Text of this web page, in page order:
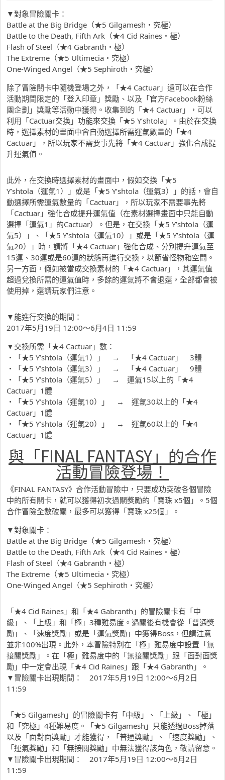
▼對象冒險關卡：
Battle at the Big Bridge（★5 Gilgamesh・究極）
Battle to the Death, Fifth Ark（★4 Cid Raines・極）
Flash of Steel（★4 Gabranth・極）
The Extreme（★5 Ultimecia・究極）
One-Winged Angel（★5 Sephiroth・究極）
除了冒險關卡中隨機登場之外，「★4 Cactuar」還可以在合作
活動期間限定的「登入印章」獎勵、以及「官方Facebook粉絲
團企劃」獎勵等活動中獲得。收集到的「★4 Cactuar」，可以
利用「Cactuar交換」功能來交換「★5 Y’shtola」。由於在交換
時，選擇素材的畫面中會自動選擇所需運氣數量的「★4
Cactuar」，所以玩家不需要事先將「★4 Cactuar」強化合成提
升運氣值。
此外，在交換時選擇素材的畫面中，假如交換「★5
Y’shtola（運氣1）」或是「★5 Y’shtola（運氣3）」的話，會自
動選擇所需運氣數量的「Cactuar」，所以玩家不需要事先將
「Cactuar」強化合成提升運氣值（在素材選擇畫面中只能自動
選擇「運氣1」的Cactuar）。但是，在交換「★5 Y’shtola（運
氣5）」、「★5 Y’shtola（運氣10）」或是「★5 Y’shtola（運
氣20）」時，請將「★4 Cactuar」強化合成、分別提升運氣至
15運、30運或是60運的狀態再進行交換，以節省怪物箱空間。
另一方面，假如被當成交換素材的「★4 Cactuar」，其運氣值
超過兌換所需的運氣值時，多餘的運氣將不會退還，全部都會被
使用掉，還請玩家們注意。
▼能進行交換的期間：
2017年5月19日 12:00～6月4日 11:59
▼交換所需「★4 Cactuar」數：
・「★5 Y’shtola（運氣1）」 → 「★4 Cactuar」 3體
・「★5 Y’shtola（運氣3）」 → 「★4 Cactuar」 9體
・「★5 Y’shtola（運氣5）」 → 運氣15以上的「★4
Cactuar」1體
・「★5 Y’shtola（運氣10）」 → 運氣30以上的「★4
Cactuar」1體
・「★5 Y’shtola（運氣20）」 → 運氣60以上的「★4
Cactuar」1體
與「FINAL FANTASY」的合作
活動冒險登場！
《FINAL FANTASY》合作活動冒險中，只要成功突破各個冒險
中的所有關卡，就可以獲得初次過關獎勵的「寶珠 x5個」。5個
合作冒險全數破關，最多可以獲得「寶珠 x25個」。
▼對象關卡：
Battle at the Big Bridge（★5 Gilgamesh・究極）
Battle to the Death, Fifth Ark（★4 Cid Raines・極）
Flash of Steel（★4 Gabranth・極）
The Extreme（★5 Ultimecia・究極）
One-Winged Angel（★5 Sephiroth・究極）
「★4 Cid Raines」和「★4 Gabranth」的冒險關卡有「中
級」、「上級」和「極」3種難易度。過關後有機會從「普通獎
勵」、「速度獎勵」或是「運氣獎勵」中獲得Boss，但請注意
並非100%出現。此外，本冒險特別在「極」難易度中設置「無
接關獎勵」。在「極」難易度中的「無接關獎勵」跟「面對面獎
勵」中一定會出現「★4 Cid Raines」跟「★4 Gabranth」。
▼冒險關卡出現期間： 2017年5月19日 12:00～6月2日
11:59
「★5 Gilgamesh」的冒險關卡有「中級」、「上級」、「極」
和「究極」4種難易度。「★5 Gilgamesh」只能透過Boss掉落
以及「面對面獎勵」才能獲得，「普通獎勵」、「速度獎勵」、
「運氣獎勵」和「無接關獎勵」中無法獲得該角色，敬請留意。
▼冒險關卡出現期間： 2017年5月19日 12:00～6月2日
11:59